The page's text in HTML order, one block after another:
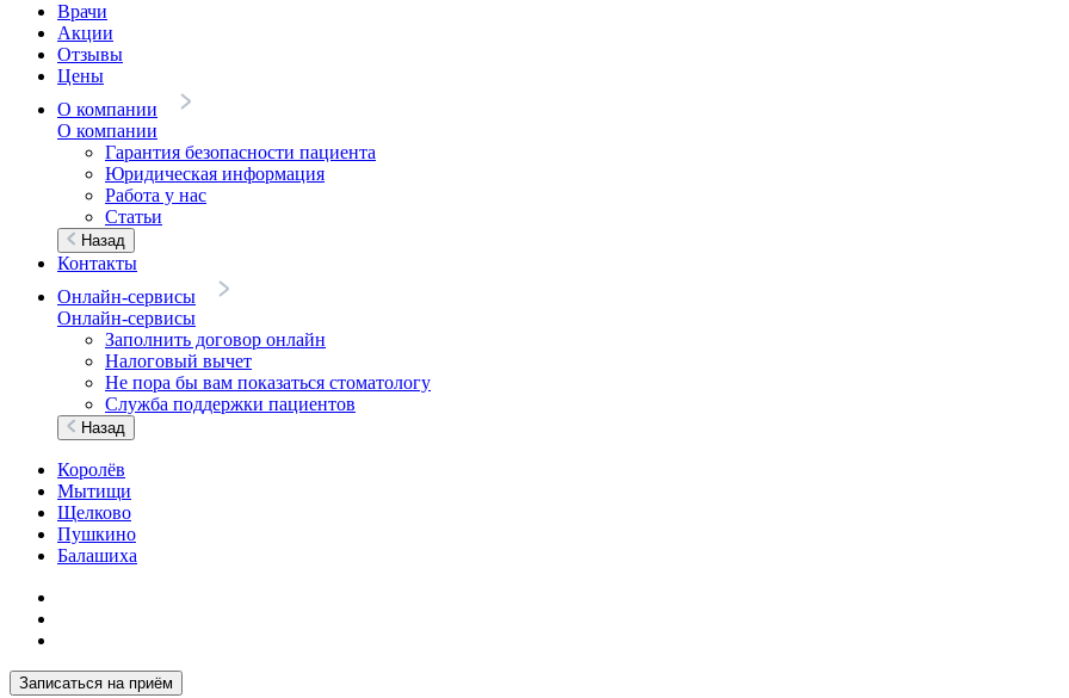
Врачи
Акции
Отзывы
Цены
О компании
О компании
Гарантия безопасности пациента
Юридическая информация
Работа у нас
Статьи
Назад
Контакты
Онлайн-сервисы
Онлайн-сервисы
Заполнить договор онлайн
Налоговый вычет
Не пора бы вам показаться стоматологу
Служба поддержки пациентов
Назад
Королёв
Мытищи
Щелково
Пушкино
Балашиха
Записаться на приём